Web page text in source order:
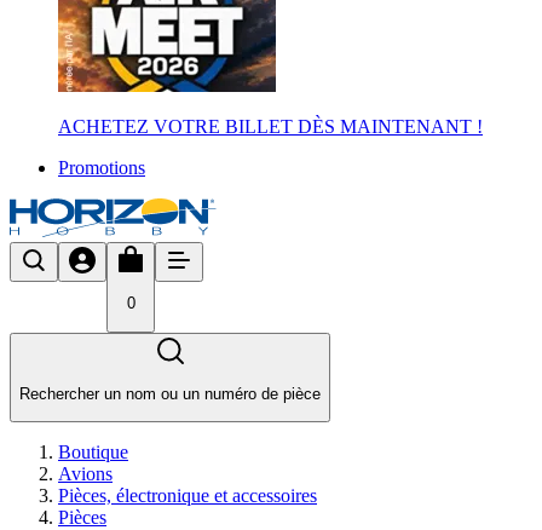
ACHETEZ VOTRE BILLET DÈS MAINTENANT !
Promotions
0
Rechercher un nom ou un numéro de pièce
Boutique
Avions
Pièces, électronique et accessoires
Pièces